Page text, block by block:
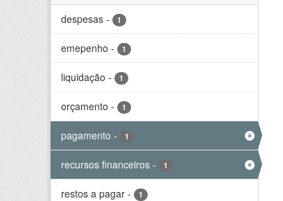
despesas - 1
emepenho - 1
liquidação - 1
orçamento - 1
pagamento - 1
recursos financeiros - 1
restos a pagar - 1